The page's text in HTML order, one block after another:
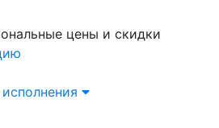
цены и скидки